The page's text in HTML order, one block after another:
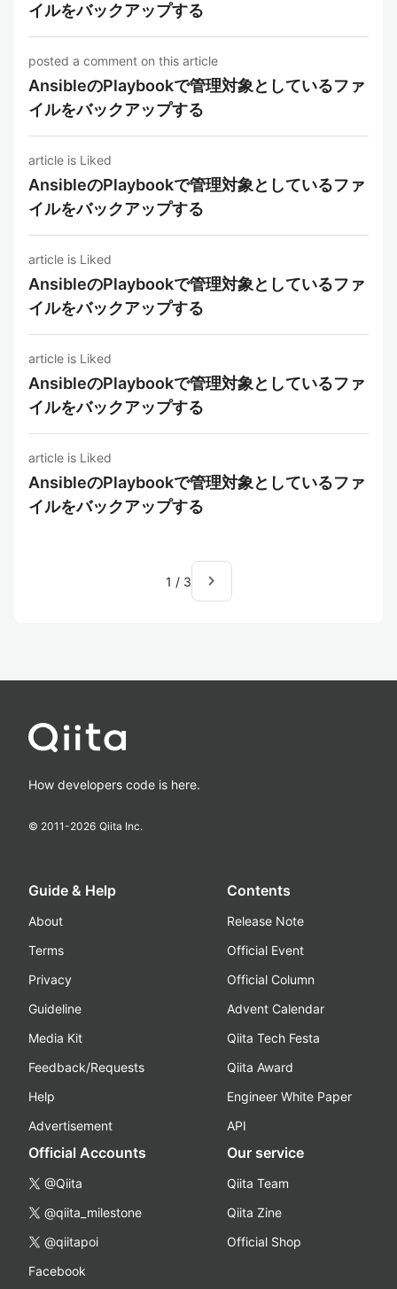
イルをバックアップする
posted a comment on this article
AnsibleのPlaybookで管理対象としているファ
イルをバックアップする
article is Liked
AnsibleのPlaybookで管理対象としているファ
イルをバックアップする
article is Liked
AnsibleのPlaybookで管理対象としているファ
イルをバックアップする
article is Liked
AnsibleのPlaybookで管理対象としているファ
イルをバックアップする
article is Liked
AnsibleのPlaybookで管理対象としているファ
イルをバックアップする
1 / 3 navigate_next
How developers code is here.
© 2011-2026 Qiita Inc.
Guide & Help
About
Terms
Privacy
Guideline
Media Kit
Feedback/Requests
Help
Advertisement
Contents
Release Note
Official Event
Official Column
Advent Calendar
Qiita Tech Festa
Qiita Award
Engineer White Paper
API
Official Accounts
@Qiita
@qiita_milestone
@qiitapoi
Facebook
Our service
Qiita Team
Qiita Zine
Official Shop